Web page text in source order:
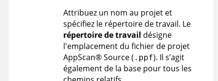
Attribuez un nom au projet et
spécifiez le répertoire de travail. Le
répertoire de travail désigne
l'emplacement du fichier de projet
AppScan®Source( .ppf). Il s’agit
également de la base pour tous les